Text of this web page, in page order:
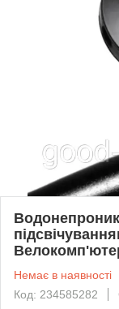
Немає в наявності
Код: 234585282